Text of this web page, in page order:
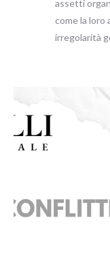
assetti
come la loro
irregolarità